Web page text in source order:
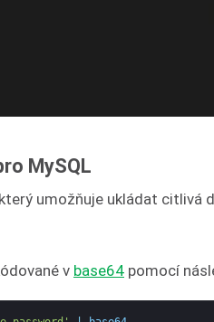
MySQL
umožňuje ukládat citlivá
v base64 pomocí